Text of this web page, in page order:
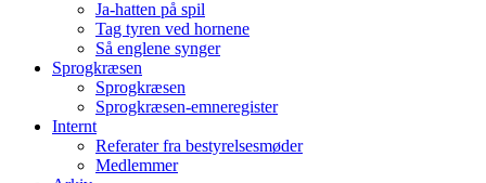
Ja-hatten på spil
Tag tyren ved hornene
Så englene synger
Sprogkræsen
Sprogkræsen
Sprogkræsen-emneregister
Internt
Referater fra bestyrelsesmøder
Medlemmer